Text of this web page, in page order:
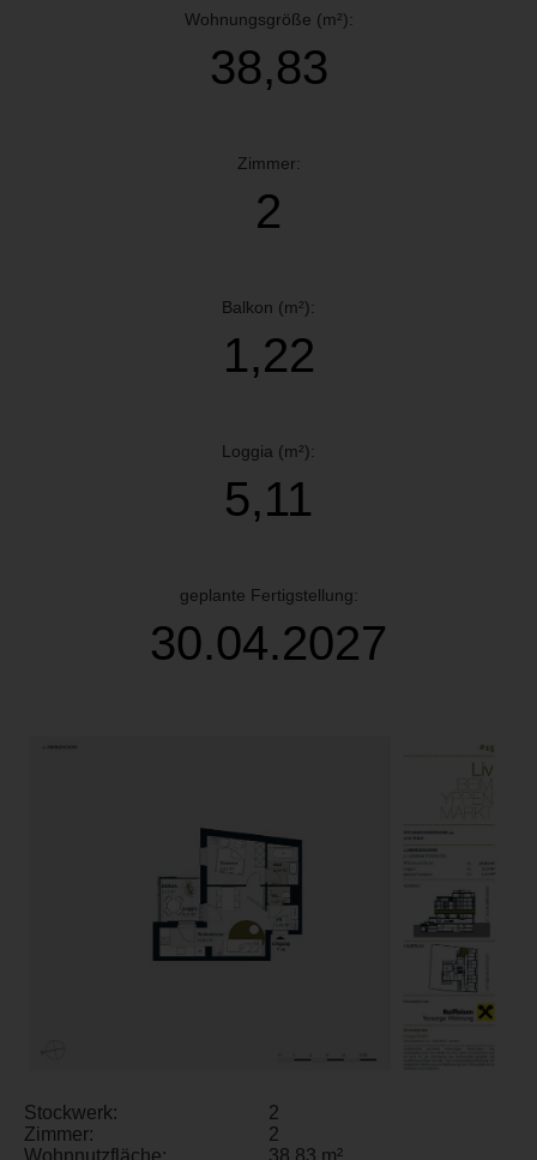
Wohnungsgröße (m²):
38,83
Zimmer:
2
Balkon (m²):
1,22
Loggia (m²):
5,11
geplante Fertigstellung:
30.04.2027
Stockwerk:
2
Zimmer:
2
Wohnnutzfläche:
38,83 m²